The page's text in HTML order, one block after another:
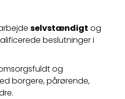
selvstændigt og
beslutninger i
og
borgere, pårørende,